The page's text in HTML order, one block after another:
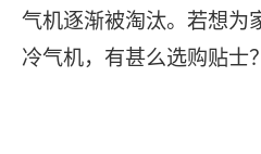
气机逐渐被淘汰。若想为
冷气机，有甚么选购贴士？